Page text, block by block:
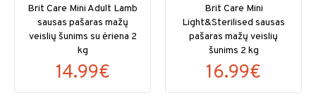
Brit Care Mini Adult Lamb
sausas pašaras mažų
veislių šunims su ėriena 2
kg
14.99€
Brit Care Mini
Light&Sterilised sausas
pašaras mažų veislių
šunims 2 kg
16.99€